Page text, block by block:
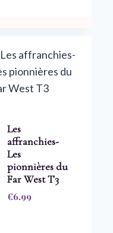
Les
affranchies-
Les
pionnières du
Far West T3
€6.99